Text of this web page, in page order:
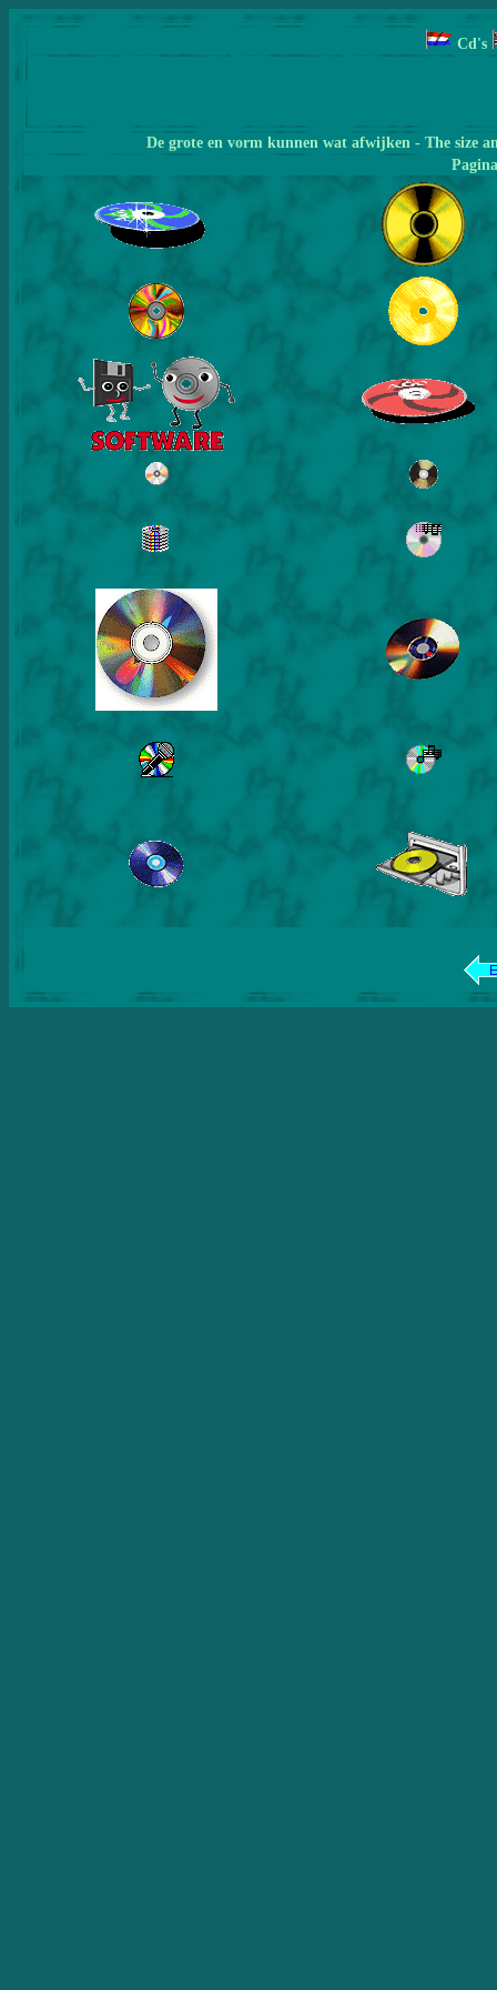
Cd's
De grote en vorm kunnen wat afwijken - The size